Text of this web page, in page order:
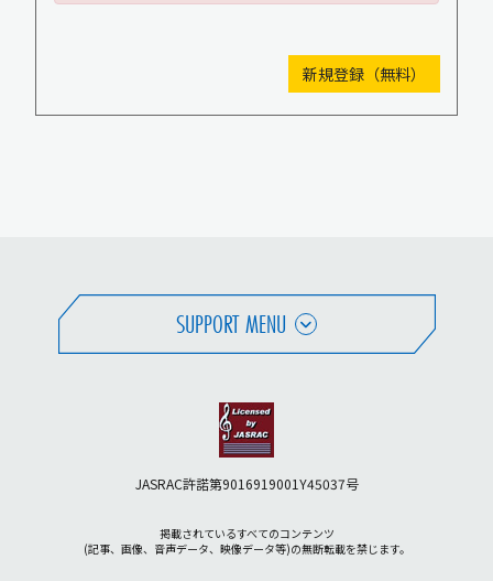
SUPPORT MENU
JASRAC許諾第9016919001Y45037号
掲載されているすべてのコンテンツ
(記事、画像、音声データ、映像データ等)の無断転載を禁じます。